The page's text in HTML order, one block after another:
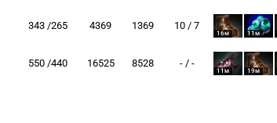
343 /265 4369 1369 10 / 7
16м 11м
550 /440 16525 8528 - / -
11м 19м